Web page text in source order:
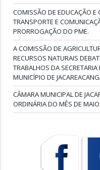
COMISSÃO DE EDUCAÇÃO E
TRANSPORTE E
PRORROGAÇÃO DO PME.
A COMISSÃO DE
RECURSOS NATURAIS
TRABALHOS DA
MUNICÍPIO DE
CÂMARA MUNICIPAL DE
ORDINÁRIA DO MÊS DE